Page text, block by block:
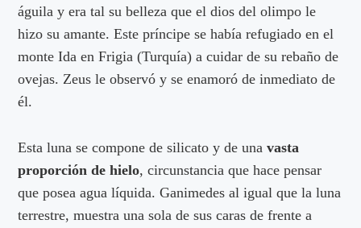
águila y era tal su belleza que el dios del olimpo le
hizo su amante. Este príncipe se había refugiado en el
monte Ida en Frigia (Turquía) a cuidar de su rebaño de
ovejas. Zeus le observó y se enamoró de inmediato de
él.
Esta luna se compone de silicato y de unavasta
proporción de hielo, circunstancia que hace pensar
que posea agua líquida. Ganimedes al igual que la luna
terrestre, muestra una sola de sus caras de frente a